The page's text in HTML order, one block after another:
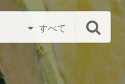
すべて